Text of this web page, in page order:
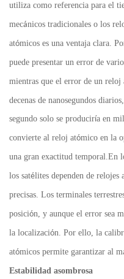
utiliza como referencia para el
mecánicos tradicionales o los
atómicos es una ventaja clara.
puede presentar un error de
mientras que el error de un reloj
decenas de nanosegundos
segundo solo se produciría en
convierte al reloj atómico en la
una gran exactitud temporal.En
los satélites dependen de relojes
precisas. Los terminales
posición, y aunque el error sea m
la localización. Por ello, la
atómicos permite garantizar al m
Estabilidad asombrosa